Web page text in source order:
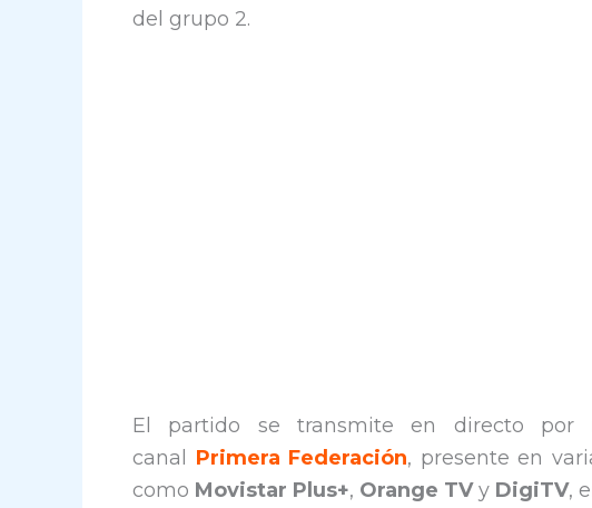
del grupo 2.
El partido se transmite en directo por
canal Primera Federación, presente en
como Movistar Plus+, Orange TVy DigiTV,